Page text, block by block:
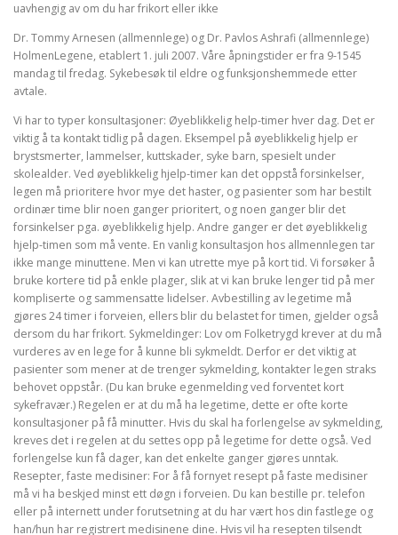
uavhengig av om du har frikort eller ikke
Dr. Tommy Arnesen (allmennlege) og Dr. Pavlos Ashrafi (allmennlege)
HolmenLegene, etablert 1. juli 2007. Våre åpningstider er fra 9-1545
mandag til fredag. Sykebesøk til eldre og funksjonshemmede etter
avtale.
Vi har to typer konsultasjoner: Øyeblikkelig help-timer hver dag. Det er
viktig å ta kontakt tidlig på dagen. Eksempel på øyeblikkelig hjelp er
brystsmerter, lammelser, kuttskader, syke barn, spesielt under
skolealder. Ved øyeblikkelig hjelp-timer kan det oppstå forsinkelser,
legen må prioritere hvor mye det haster, og pasienter som har bestilt
ordinær time blir noen ganger prioritert, og noen ganger blir det
forsinkelser pga. øyeblikkelig hjelp. Andre ganger er det øyeblikkelig
hjelp-timen som må vente. En vanlig konsultasjon hos allmennlegen tar
ikke mange minuttene. Men vi kan utrette mye på kort tid. Vi forsøker å
bruke kortere tid på enkle plager, slik at vi kan bruke lenger tid på mer
kompliserte og sammensatte lidelser. Avbestilling av legetime må
gjøres 24 timer i forveien, ellers blir du belastet for timen, gjelder også
dersom du har frikort. Sykmeldinger: Lov om Folketrygd krever at du må
vurderes av en lege for å kunne bli sykmeldt. Derfor er det viktig at
pasienter som mener at de trenger sykmelding, kontakter legen straks
behovet oppstår. (Du kan bruke egenmelding ved forventet kort
sykefravær.) Regelen er at du må ha legetime, dette er ofte korte
konsultasjoner på få minutter. Hvis du skal ha forlengelse av sykmelding,
kreves det i regelen at du settes opp på legetime for dette også. Ved
forlengelse kun få dager, kan det enkelte ganger gjøres unntak.
Resepter, faste medisiner: For å få fornyet resept på faste medisiner
må vi ha beskjed minst ett døgn i forveien. Du kan bestille pr. telefon
eller på internett under forutsetning at du har vært hos din fastlege og
han/hun har registrert medisinene dine. Hvis vil ha resepten tilsendt